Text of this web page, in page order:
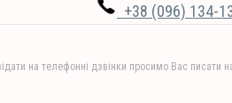
+38 (096) 134-
на телефонні дзвінки просимо Вас